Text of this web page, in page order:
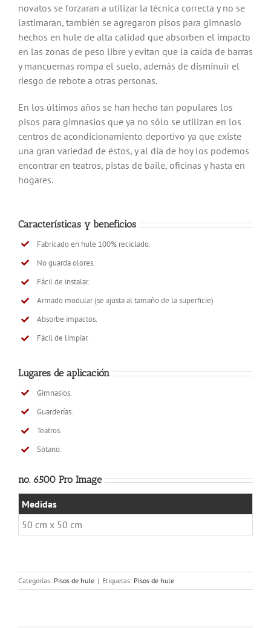
novatos se forzaran a utilizar la técnica correcta y no se
lastimaran, también se agregaron pisos para gimnasio
hechos en hule de alta calidad que absorben el impacto
en las zonas de peso libre y evitan que la caída de barras
y mancuernas rompa el suelo, además de disminuir el
riesgo de rebote a otras personas.
En los últimos años se han hecho tan populares los
pisos para gimnasios que ya no sólo se utilizan en los
centros de acondicionamiento deportivo ya que existe
una gran variedad de éstos, y al día de hoy los podemos
encontrar en teatros, pistas de baile, oficinas y hasta en
hogares.
Características y beneficios
Fabricado en hule 100% reciclado.
No guarda olores.
Fácil de instalar.
Armado modular (se ajusta al tamaño de la superficie)
Absorbe impactos.
Fácil de limpiar.
Lugares de aplicación
Gimnasios.
Guarderías.
Teatros.
Sótano.
no. 6500 Pro Image
Medidas
50 cm x 50 cm
Categorías: Pisos de hule | Etiquetas: Pisos de hule